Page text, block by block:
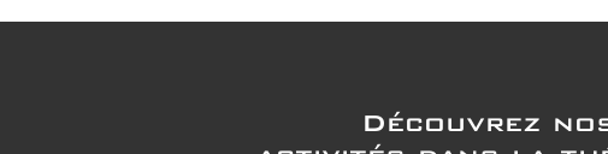
Découvrez